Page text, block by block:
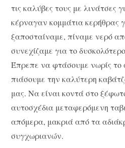
τις καλύβες τους με λινάτσες
κέρναγαν κομμάτια κερήθρας
ξαποσταίναμε, πίναμε νερό
συνεχίζαμε για το
Έπρεπε να φτάσουμε νωρίς
πιάσουμε την καλύτερη
μας. Να είναι κοντά στο
αυτοσχέδια μεταφερόμενη
απόμερα, μακριά από τα
συγχωριανών.